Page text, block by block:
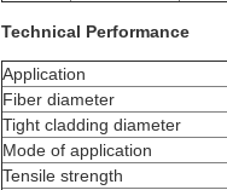
Technical Performance
Application
Fiber diameter
Tight cladding diameter
Mode of application
Tensile strength